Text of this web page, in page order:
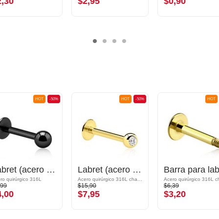
-50%
HOT
Labret (acero quirúrgico, negro, acabado brillante) con bola
quirúrgico 316L
-50%
HOT
Labret (acero quirúrgico, chapado en oro, acabado brillante) con bola con brillante
$15,90
$7,95
HOT
$6,39
$3,20